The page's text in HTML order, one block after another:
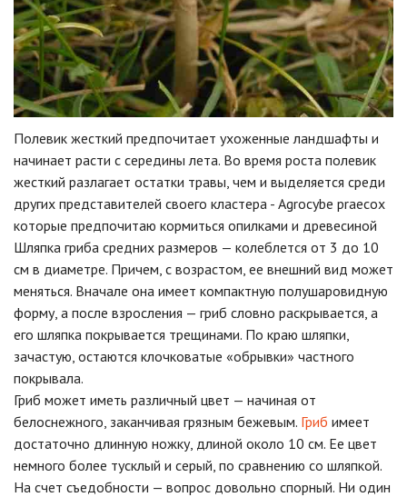
Полевик жесткий предпочитает ухоженные ландшафты и
начинает расти с середины лета. Во время роста полевик
жесткий разлагает остатки травы, чем и выделяется среди
других представителей своего кластера - Agrocybe praecox
которые предпочитаю кормиться опилками и древесиной
Шляпка гриба средних размеров — колеблется от 3 до 10
см в диаметре. Причем, с возрастом, ее внешний вид может
меняться. Вначале она имеет компактную полушаровидную
форму, а после взросления — гриб словно раскрывается, а
его шляпка покрывается трещинами. По краю шляпки,
зачастую, остаются клочковатые «обрывки» частного
покрывала.
Гриб может иметь различный цвет — начиная от
белоснежного, заканчивая грязным бежевым. Гриб имеет
достаточно длинную ножку, длиной около 10 см. Ее цвет
немного более тусклый и серый, по сравнению со шляпкой.
На счет съедобности — вопрос довольно спорный. Ни один